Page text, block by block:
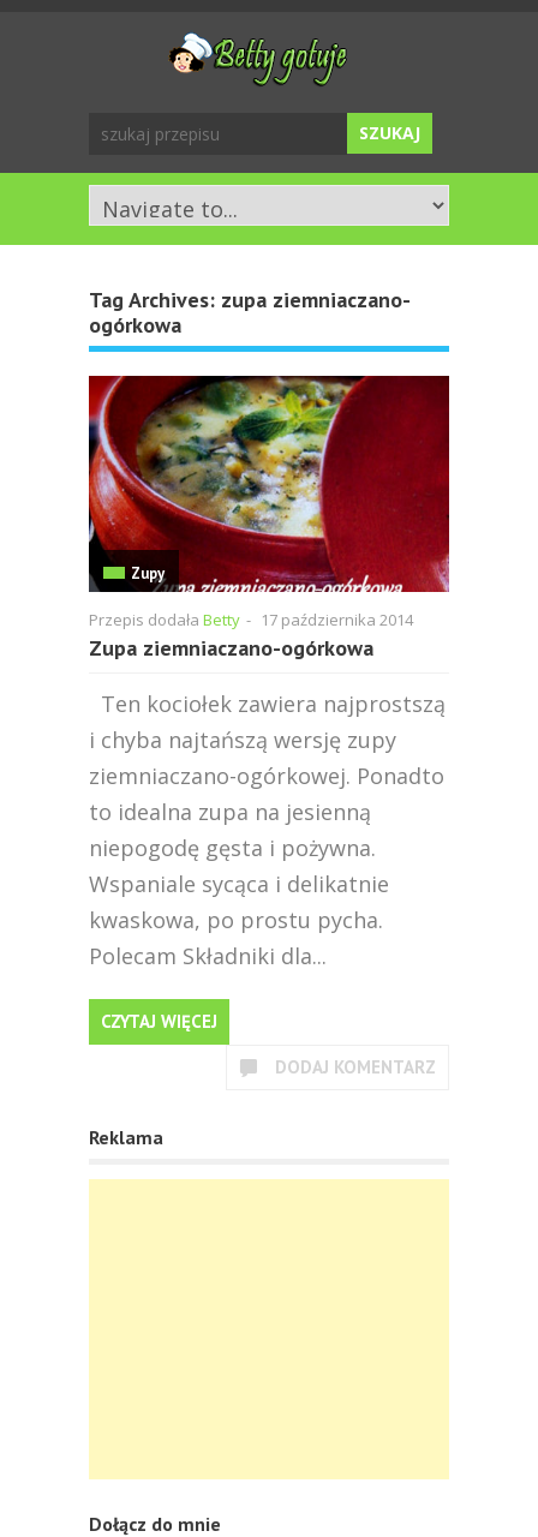
Tag Archives: zupa ziemniaczano-
ogórkowa
Zupy
Przepis dodała Betty - 17 października 2014
Zupa ziemniaczano-ogórkowa
Ten kociołek zawiera najprostszą
i chyba najtańszą wersję zupy
ziemniaczano-ogórkowej. Ponadto
to idealna zupa na jesienną
niepogodę gęsta i pożywna.
Wspaniale sycąca i delikatnie
kwaskowa, po prostu pycha.
Polecam Składniki dla...
CZYTAJ WIĘCEJ
DODAJ KOMENTARZ
Reklama
Dołącz do mnie